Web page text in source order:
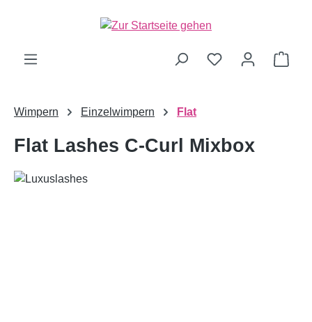
Wimpern Einzelwimpern Flat
Flat Lashes C-Curl Mixbox